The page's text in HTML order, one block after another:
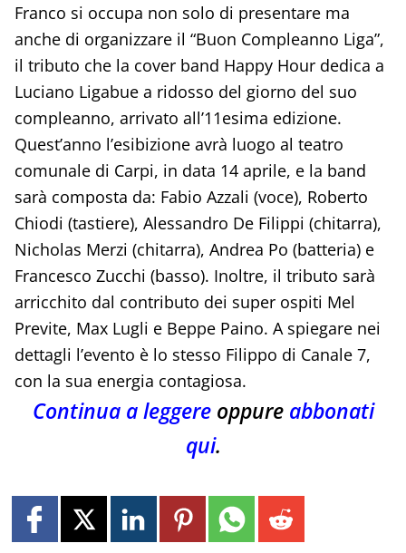
Franco si occupa non solo di presentare ma
anche di organizzare il “Buon Compleanno Liga”,
il tributo che la cover band Happy Hour dedica a
Luciano Ligabue a ridosso del giorno del suo
compleanno, arrivato all’11esima edizione.
Quest’anno l’esibizione avrà luogo al teatro
comunale di Carpi, in data 14 aprile, e la band
sarà composta da: Fabio Azzali (voce), Roberto
Chiodi (tastiere), Alessandro De Filippi (chitarra),
Nicholas Merzi (chitarra), Andrea Po (batteria) e
Francesco Zucchi (basso). Inoltre, il tributo sarà
arricchito dal contributo dei super ospiti Mel
Previte, Max Lugli e Beppe Paino. A spiegare nei
dettagli l’evento è lo stesso Filippo di Canale 7,
con la sua energia contagiosa.
Continua a leggereoppure abbonati
qui.